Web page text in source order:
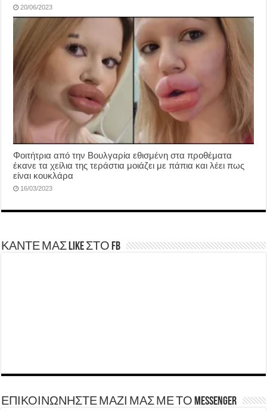
20/06/2023
Φοιτήτρια από την Βουλγαρία εθισμένη στα προθέματα
έκανε τα χείλια της τεράστια μοιάζει με πάπια και λέει πως
είναι κουκλάρα
16/03/2023
ΚΑΝΤΕ ΜΑΣ LIKE ΣΤΟ FB
ΕΠΙΚΟΙΝΩΝΗΣΤΕ ΜΑΖΙ ΜΑΣ ΜΕ ΤΟ Messenger